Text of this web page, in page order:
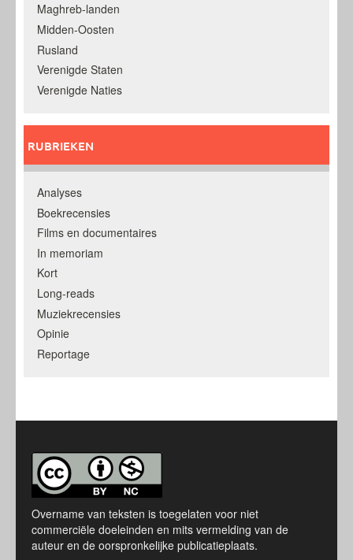
Maghreb-landen
Midden-Oosten
Rusland
Verenigde Staten
Verenigde Naties
RUBRIEKEN
Analyses
Boekrecensies
Films en documentaires
In memoriam
Kort
Long-reads
Muziekrecensies
Opinie
Reportage
Overname van teksten is toegelaten voor niet
commerciële doeleinden en mits vermelding van de
auteur en de oorspronkelijke publicatieplaats.